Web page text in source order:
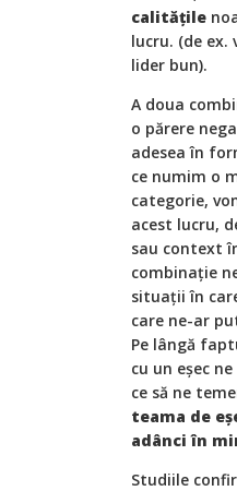
calitățile
lucru. (de ex.
lider bun).
A doua
o părere
adesea în
ce numim o
categorie,
acest lucru,
sau context
combinație
situații în
care ne-ar
Pe lângă
cu un eșec
ce să ne
teama de
adânci în
Studiile